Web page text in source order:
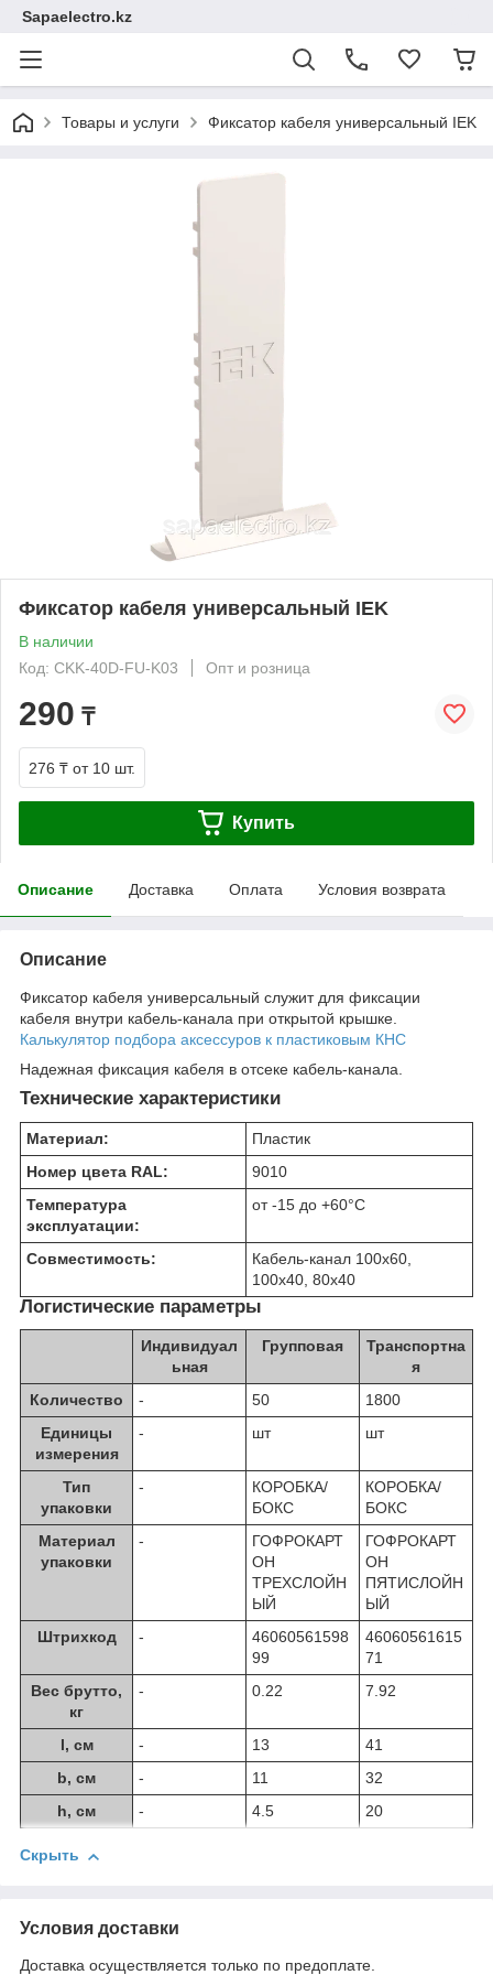
Sapaelectro.kz
Товары и услуги Фиксатор кабеля универсальный IEK
Фиксатор кабеля универсальный IEK
В наличии
Код: CKK-40D-FU-K03
Опт и розница
290 ₸
276 ₸ от 10 шт.
Купить
Описание Доставка Оплата Условия возврата
Описание
Фиксатор кабеля универсальный служит для фиксации
кабеля внутри кабель-канала при открытой крышке.
Калькулятор подбора аксессуров к пластиковым КНС
Надежная фиксация кабеля в отсеке кабель-канала.
Технические характеристики
Материал:
Пластик
Номер цвета RAL:
9010
Температура
эксплуатации:
от -15 до +60°C
Совместимость:
Кабель-канал 100х60,
100х40, 80х40
Логистические параметры
Индивидуал
ьная
Групповая
Транспортна
я
Количество
- 50
1800
Единицы
измерения
- шт шт
Тип
упаковки
-
КОРОБКА/
БОКС
КОРОБКА/
БОКС
Материал
упаковки
-
ГОФРОКАРТ
ОН
ТРЕХСЛОЙН
ЫЙ
ГОФРОКАРТ
ОН
ПЯТИСЛОЙН
ЫЙ
Штрихкод
-
46060561598
99
46060561615
71
Вес брутто,
кг
- 0.22 7.92
l, см - 13
41
b, см
- 11
32
h, см
- 4.5 20
Скрыть
Условия доставки
Доставка осуществляется только по предоплате.